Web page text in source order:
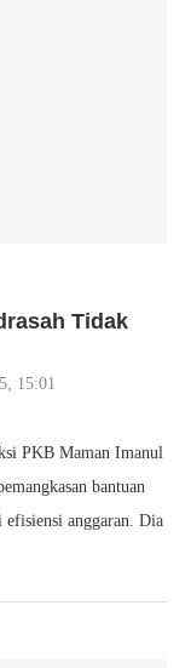
Tidak
15:01
PKB Maman Imanul
bantuan
efisiensi anggaran. Dia